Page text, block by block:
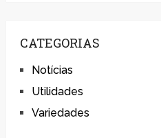
CATEGORIAS
Notícias
Utilidades
Variedades